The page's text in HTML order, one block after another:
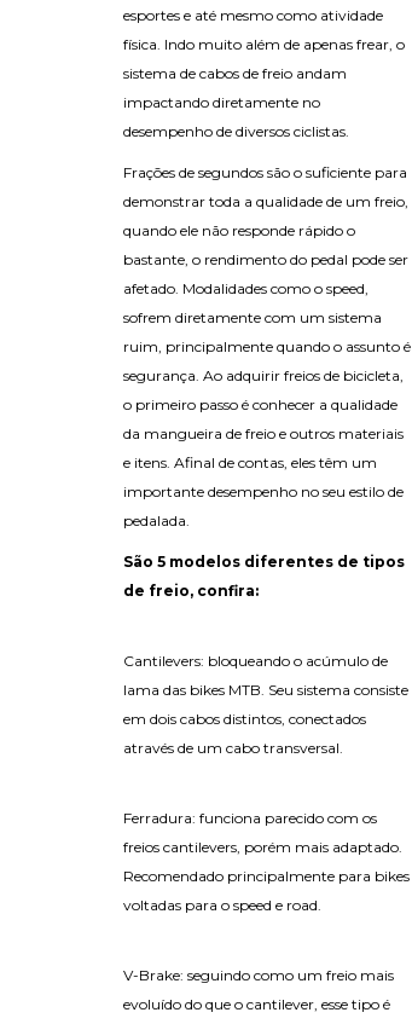
esportes e até mesmo como atividade
física. Indo muito além de apenas frear, o
sistema de cabos de freio andam
impactando diretamente no
desempenho de diversos ciclistas.
Frações de segundos são o suficiente para
demonstrar toda a qualidade de um freio,
quando ele não responde rápido o
bastante, o rendimento do pedal pode ser
afetado. Modalidades como o speed,
sofrem diretamente com um sistema
ruim, principalmente quando o assunto é
segurança. Ao adquirir freios de bicicleta,
o primeiro passo é conhecer a qualidade
da mangueira de freio e outros materiais
e itens. Afinal de contas, eles têm um
importante desempenho no seu estilo de
pedalada.
São 5 modelos diferentes de tipos
de freio, confira:
Cantilevers: bloqueando o acúmulo de
lama das bikes MTB. Seu sistema consiste
em dois cabos distintos, conectados
através de um cabo transversal.
Ferradura: funciona parecido com os
freios cantilevers, porém mais adaptado.
Recomendado principalmente para bikes
voltadas para o speed e road.
V-Brake: seguindo como um freio mais
evoluído do que o cantilever, esse tipo é